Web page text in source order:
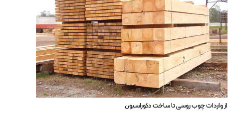
از واردات چوب روسی تا ساخت دکوراسیون